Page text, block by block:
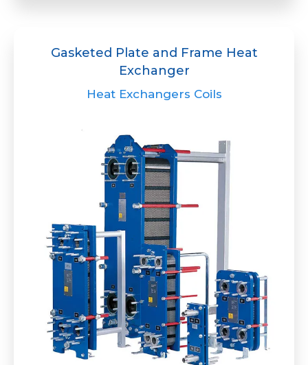
Gasketed Plate and Frame Heat
Exchanger
Heat Exchangers Coils